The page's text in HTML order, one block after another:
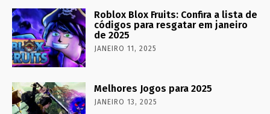
Roblox Blox Fruits: Confira a lista de
códigos para resgatar em janeiro
de 2025
JANEIRO 11, 2025
Melhores Jogos para 2025
JANEIRO 13, 2025